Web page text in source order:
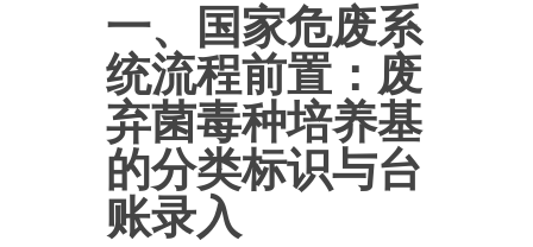
一、国家危废系
统流程前置：废
弃菌毒种培养基
的分类标识与台
账录入